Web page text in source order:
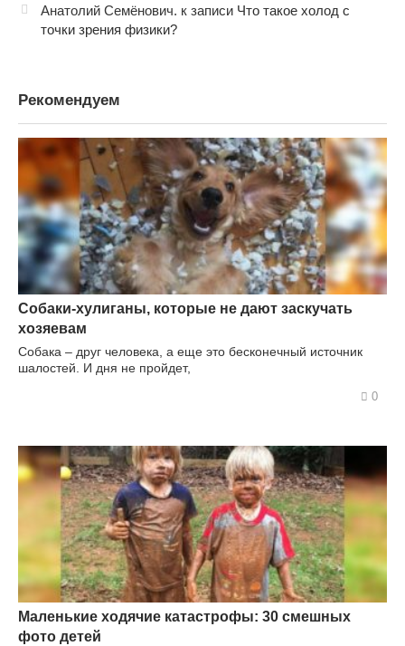
Анатолий Семёнович. к записи Что такое холод с
точки зрения физики?
Рекомендуем
Собаки-хулиганы, которые не дают заскучать
хозяевам
Собака – друг человека, а еще это бесконечный источник
шалостей. И дня не пройдет,
0
Маленькие ходячие катастрофы: 30 смешных
фото детей